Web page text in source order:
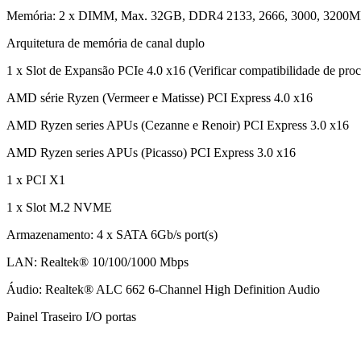
Memória: 2 x DIMM, Max. 32GB, DDR4 2133, 2666, 3000,
Arquitetura de memória de canal duplo
1 x Slot de Expansão PCIe 4.0 x16 (Verificar compatibilidade de
AMD série Ryzen (Vermeer e Matisse) PCI Express 4.0 x16
AMD Ryzen series APUs (Cezanne e Renoir) PCI Express 3.0 x16
AMD Ryzen series APUs (Picasso) PCI Express 3.0 x16
1 x PCI X1
1 x Slot M.2 NVME
Armazenamento: 4 x SATA 6Gb/s port(s)
LAN: Realtek® 10/100/1000 Mbps
Áudio: Realtek® ALC 662 6-Channel High Definition Audio
Painel Traseiro I/O portas